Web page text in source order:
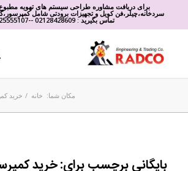
برای دریافت مشاوره طراحی سیستم های تهویه
سردخانه،چیلر،فن کویل و تجهیزات برودتی شامل
تماس بگیرید :02128428609
-
-
مکان شما: خانه / خرید
بایگانی برچسب برای:خرید